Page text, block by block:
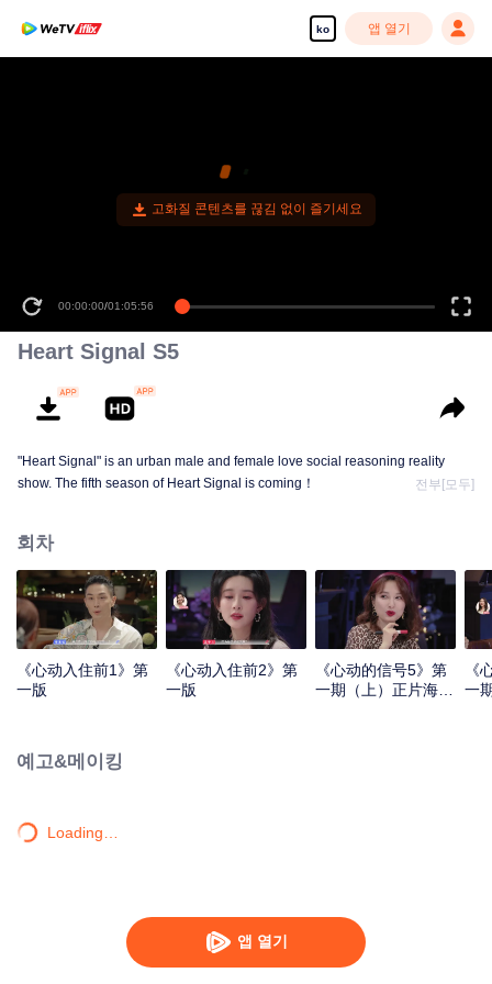
ko 앱 열기
앱 열기
고화질 콘텐츠를 끊김 없이 즐기세요
00:00:00/01:05:56
Heart Signal S5
"Heart Signal" is an urban male and female love social reasoning reality
show. The fifth season of Heart Signal is coming！
전부[모두]
회차
《心动入住前1》第
一版
《心动入住前2》第
一版
《心动的信号5》第
一期（上）正片海外
《
一
예고&메이킹
Loading…